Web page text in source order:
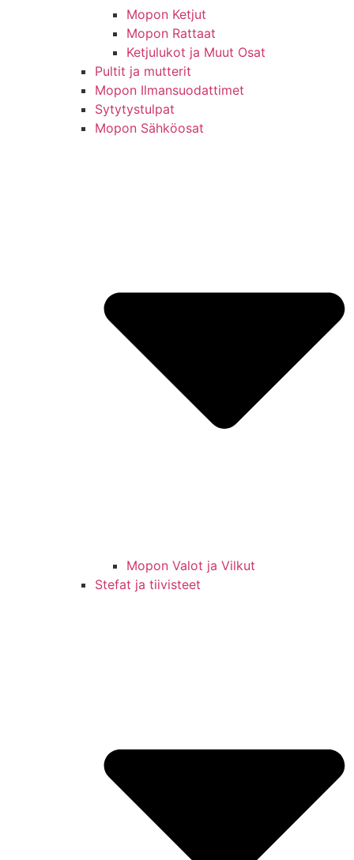
Mopon Ketjut
Mopon Rattaat
Ketjulukot ja Muut Osat
Pultit ja mutterit
Mopon Ilmansuodattimet
Sytytystulpat
Mopon Sähköosat
Mopon Valot ja Vilkut
Stefat ja tiivisteet